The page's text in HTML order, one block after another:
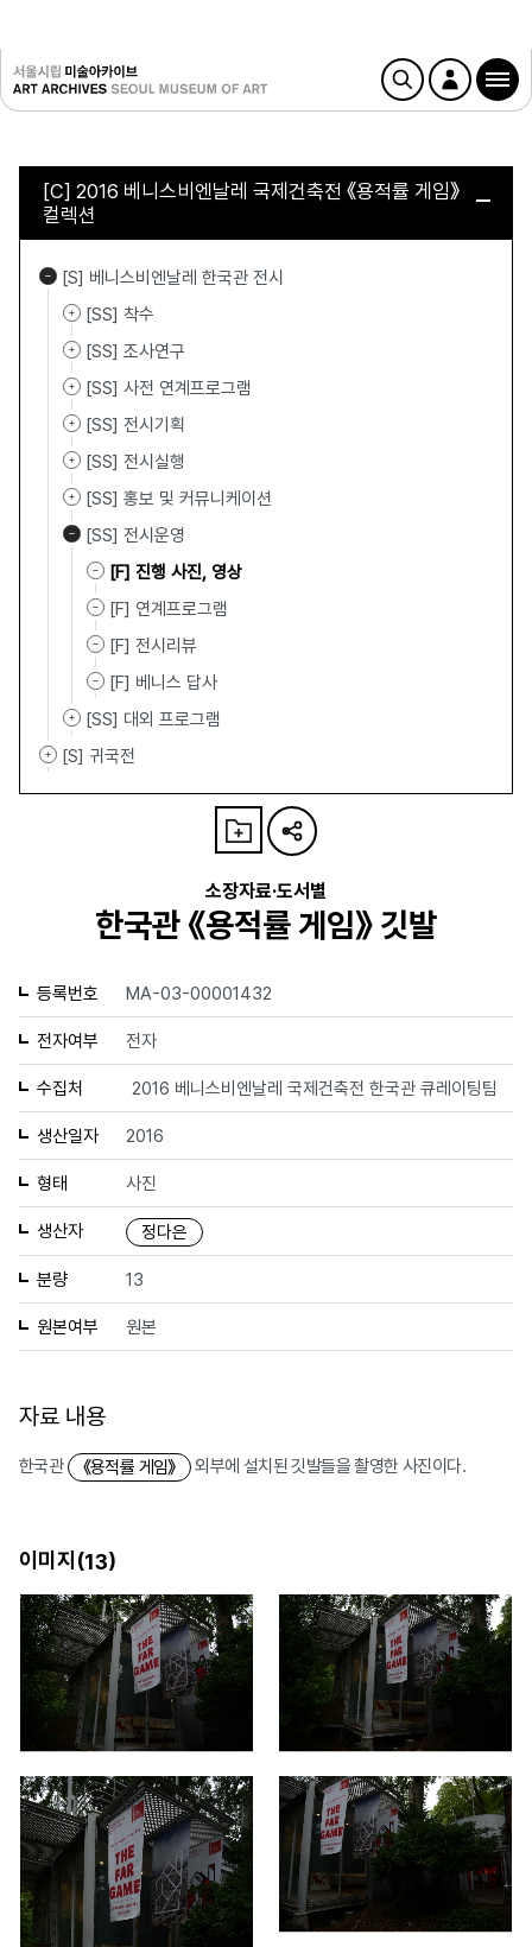
[C] 2016 베니스비엔날레 국제건축전 《용적률 게임》
컬렉션
[S] 베니스비엔날레 한국관 전시
[SS] 착수
[SS] 조사연구
[SS] 사전 연계프로그램
[SS] 전시기획
[SS] 전시실행
[SS] 홍보 및 커뮤니케이션
[SS] 전시운영
[F] 진행 사진, 영상
[F] 연계프로그램
[F] 전시리뷰
[F] 베니스 답사
[SS] 대외 프로그램
[S] 귀국전
소장자료·도서별
한국관 《용적률 게임》 깃발
등록번호 MA-03-00001432
전자여부 전자
수집처 2016 베니스비엔날레 국제건축전 한국관 큐레이팅팀
생산일자 2016
형태 사진
생산자 정다은
분량 13
원본여부 원본
자료 내용
한국관 《용적률 게임》 외부에 설치된 깃발들을 촬영한 사진이다.
이미지(13)